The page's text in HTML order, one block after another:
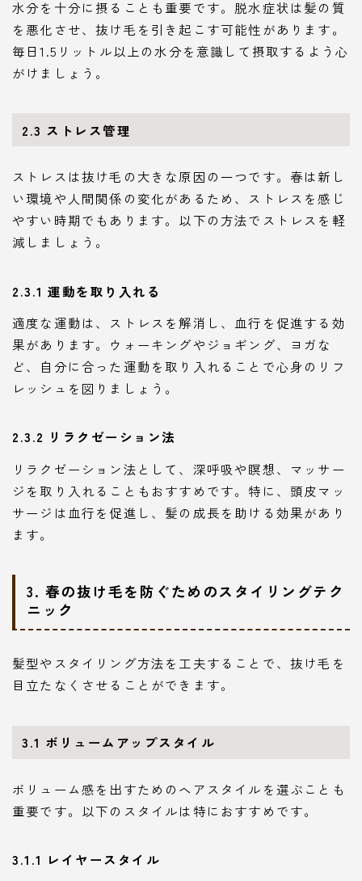
水分を十分に摂ることも重要です。脱水症状は髪の質
を悪化させ、抜け毛を引き起こす可能性があります。
毎日1.5リットル以上の水分を意識して摂取するよう心
がけましょう。
2.3 ストレス管理
ストレスは抜け毛の大きな原因の一つです。春は新し
い環境や人間関係の変化があるため、ストレスを感じ
やすい時期でもあります。以下の方法でストレスを軽
減しましょう。
2.3.1 運動を取り入れる
適度な運動は、ストレスを解消し、血行を促進する効
果があります。ウォーキングやジョギング、ヨガな
ど、自分に合った運動を取り入れることで心身のリフ
レッシュを図りましょう。
2.3.2 リラクゼーション法
リラクゼーション法として、深呼吸や瞑想、マッサー
ジを取り入れることもおすすめです。特に、頭皮マッ
サージは血行を促進し、髪の成長を助ける効果があり
ます。
3. 春の抜け毛を防ぐためのスタイリングテク
ニック
髪型やスタイリング方法を工夫することで、抜け毛を
目立たなくさせることができます。
3.1 ボリュームアップスタイル
ボリューム感を出すためのヘアスタイルを選ぶことも
重要です。以下のスタイルは特におすすめです。
3.1.1 レイヤースタイル